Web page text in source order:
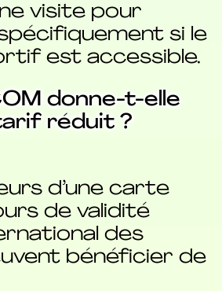
visite pour
si le
est accessible.
donne-t-elle
réduit ?
d’une carte
de validité
des
bénéficier de